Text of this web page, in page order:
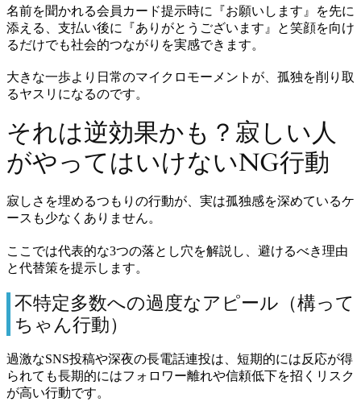
名前を聞かれる会員カード提示時に『お願いします』を先に
添える、支払い後に『ありがとうございます』と笑顔を向け
るだけでも社会的つながりを実感できます。
大きな一歩より日常のマイクロモーメントが、孤独を削り取
るヤスリになるのです。
それは逆効果かも？寂しい人
がやってはいけないNG行動
寂しさを埋めるつもりの行動が、実は孤独感を深めているケ
ースも少なくありません。
ここでは代表的な3つの落とし穴を解説し、避けるべき理由
と代替策を提示します。
不特定多数への過度なアピール（構って
ちゃん行動）
過激なSNS投稿や深夜の長電話連投は、短期的には反応が得
られても長期的にはフォロワー離れや信頼低下を招くリスク
が高い行動です。